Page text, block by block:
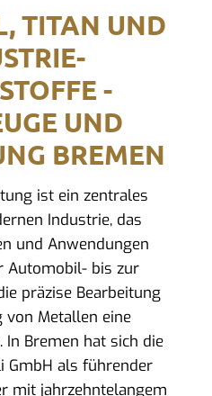
TITAN UND
-
UND
BREMEN
ist ein zentrales
Industrie, das
und Anwendungen
Automobil- bis zur
präzise Bearbeitung
von Metallen eine
In Bremen hat sich die
GmbH als führender
mit jahrzehntelangem